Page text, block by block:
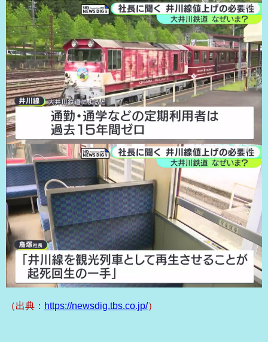
（出典： https://newsdig.tbs.co.jp/）